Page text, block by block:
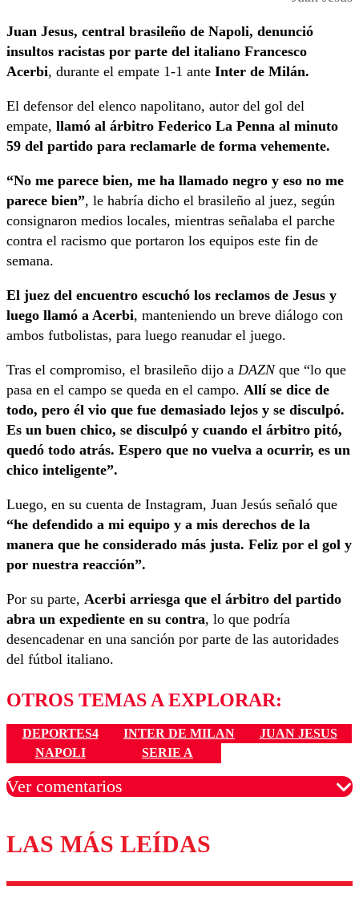
Juan Jesus, central brasileño de Napoli, denunció
insultos racistas por parte del italiano Francesco
Acerbi, durante el empate 1-1 ante Inter de Milán.
El defensor del elenco napolitano, autor del gol del
empate, llamó al árbitro Federico La Penna al minuto
59 del partido para reclamarle de forma vehemente.
“No me parece bien, me ha llamado negro y eso no me
parece bien”, le habría dicho el brasileño al juez, según
consignaron medios locales, mientras señalaba el parche
contra el racismo que portaron los equipos este fin de
semana.
El juez del encuentro escuchó los reclamos de Jesus y
luego llamó a Acerbi, manteniendo un breve diálogo con
ambos futbolistas, para luego reanudar el juego.
Tras el compromiso, el brasileño dijo a DAZNque “lo que
pasa en el campo se queda en el campo. Allí se dice de
todo, pero él vio que fue demasiado lejos y se disculpó.
Es un buen chico, se disculpó y cuando el árbitro pitó,
quedó todo atrás. Espero que no vuelva a ocurrir, es un
chico inteligente”.
Luego, en su cuenta de Instagram, Juan Jesús señaló que
“he defendido a mi equipo y a mis derechos de la
manera que he considerado más justa. Feliz por el gol y
por nuestra reacción”.
Por su parte, Acerbi arriesga que el árbitro del partido
abra un expediente en su contra, lo que podría
desencadenar en una sanción por parte de las autoridades
del fútbol italiano.
OTROS TEMAS A EXPLORAR:
DEPORTES4 INTER DE MILAN
JUAN JESUS
NAPOLI
SERIE A
Ver comentarios
Los comentarios son moderados para garantizar un
diálogo respetuoso.
Nombre
LAS MÁS LEÍDAS